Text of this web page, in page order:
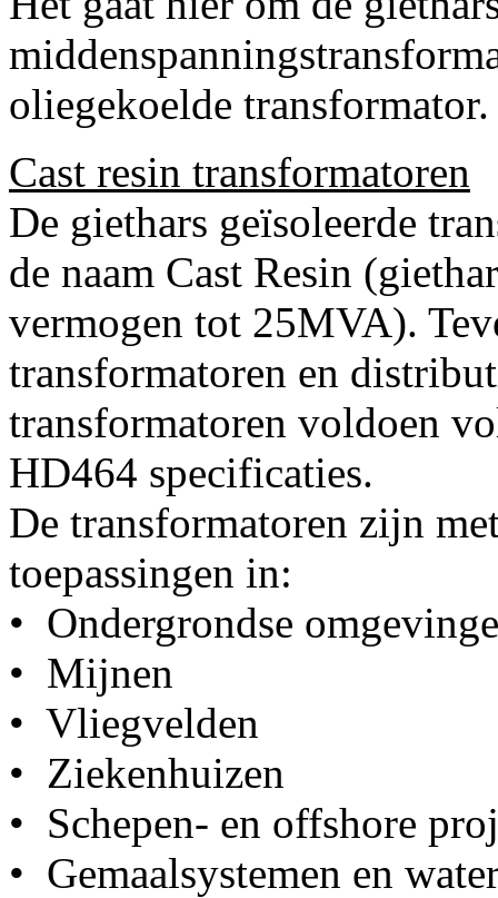
oliegekoelde transformator.
Cast resin transformatoren
De giethars geïsoleerde
de naam Cast Resin
vermogen tot 25MVA).
transformatoren en
transformatoren voldoen
HD464 specificaties.
De transformatoren zijn
toepassingen in:
• Ondergrondse
• Mijnen
• Vliegvelden
• Ziekenhuizen
• Schepen- en offshore
• Gemaalsystemen en